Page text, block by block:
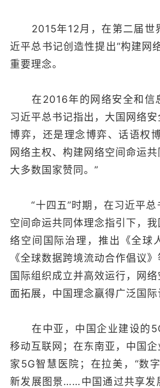
2015年12月，在第二届世
近平总书记创造性提出“构建网
重要理念。
在2016年的网络安全和信息
习近平总书记指出，大国网络
博弈，还是理念博弈、话语权
网络主权、构建网络空间命运
大多数国家赞同。”
“十四五”时期，在习近平总
空间命运共同体理念指引下，
络空间国际治理，推出《全球
《全球数据跨境流动合作倡议
国际组织成立并高效运行，网
面拓展，中国理念赢得广泛国际
在中亚，中国企业建设的
移动互联网；在东南亚，中国
家5G智慧医院；在拉美，“数
新发展图景……中国通过共享发